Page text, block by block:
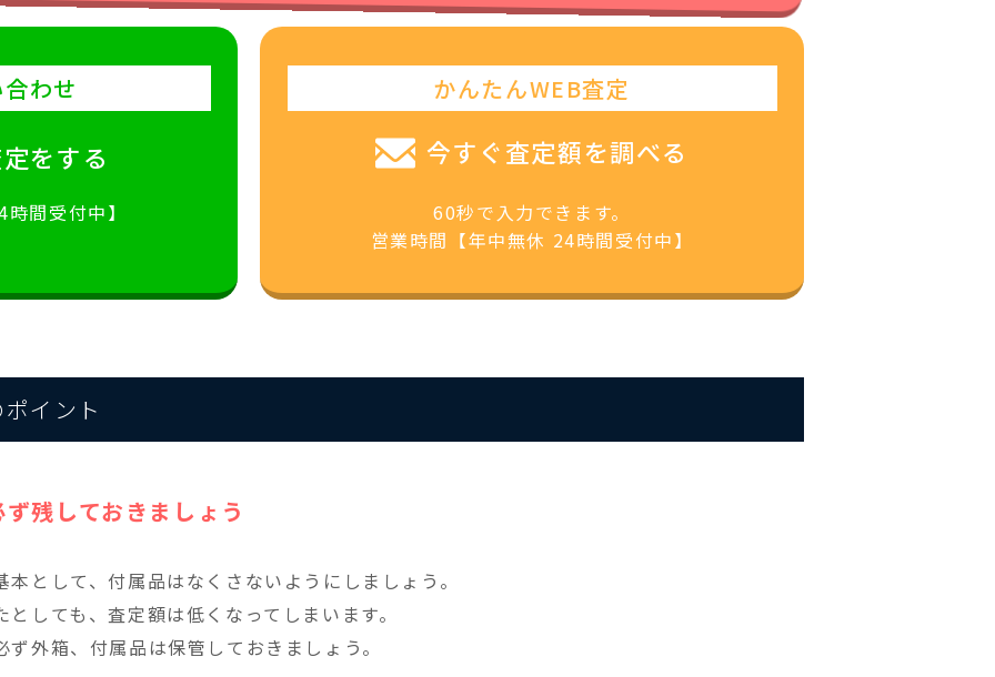
わせ
をする
間受付中】
かんたんWEB査定
今すぐ査定額を調べる
60秒で入力できます。
営業時間【年中無休 24時間受付中】
イント
残しておきましょう
として、付属品はなくさないようにしましょう。
しても、査定額は低くなってしまいます。
外箱、付属品は保管しておきましょう。